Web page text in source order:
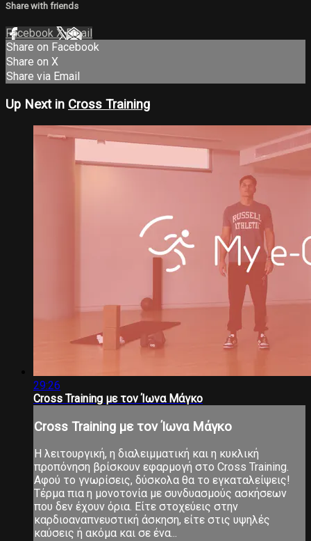
Share with friends
Facebook XEmail
Share on Facebook
Share on X
Share via Email
Up Next in Cross Training
29:26
Cross Training με τον Ίωνα Μάγκο
Cross Training με τον Ίωνα Μάγκο
Η λειτουργική, η διαλειμματική και η κυκλική
προπόνηση βρίσκουν εφαρμογή στο Cross Training.
Αφού το γνωρίσεις, δύσκολα θα το εγκαταλείψεις!
Τέρμα πια η μονοτονία με συνδυασμούς ασκήσεων
που δεν έχουν όρια. Είτε στοχεύεις στην
καρδιοαναπνευστική άσκηση, είτε στις υψηλές
καύσεις ή ακόμα και σε ένα...